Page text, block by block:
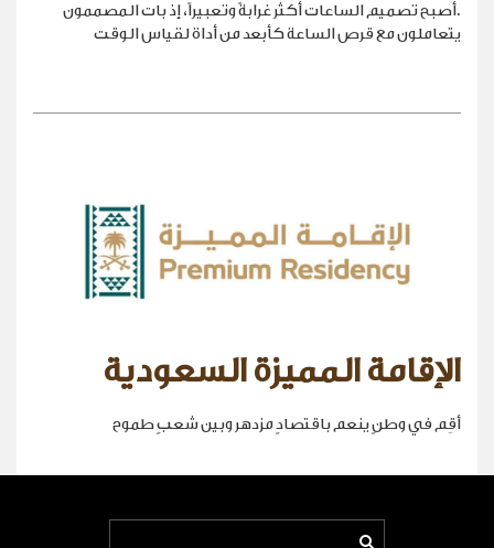
.أصبح تصميم الساعات أكثر غرابةً وتعبيراً، إذ بات المصممون
يتعاملون مع قرص الساعة كأبعد من أداة لقياس الوقت
الإقامة المميزة السعودية
أقِم في وطنٍ ينعم باقتصادٍ مزدهر وبين شعبٍ طموح